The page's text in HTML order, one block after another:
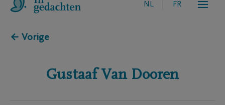
NL FR
← Vorige
Gustaaf Van Dooren